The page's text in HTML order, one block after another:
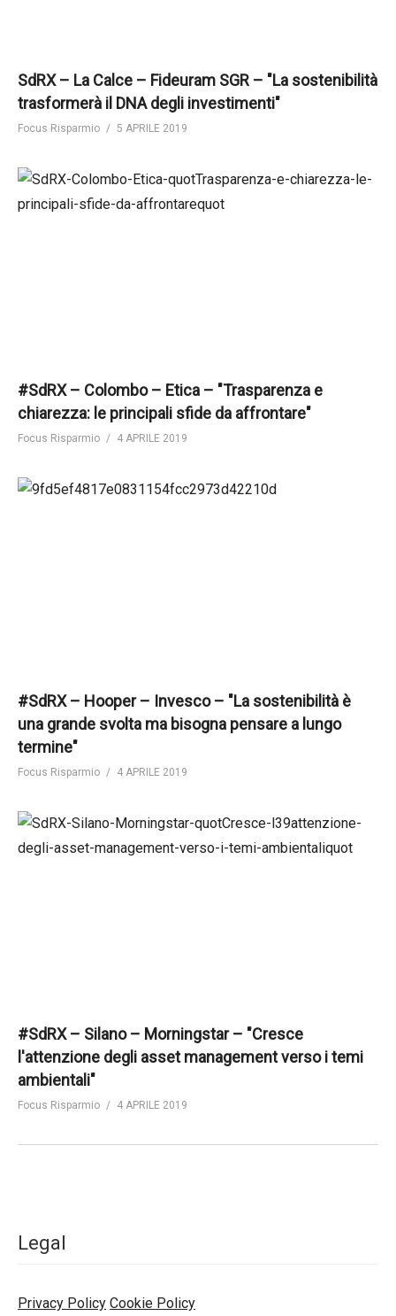
SdRX – La Calce – Fideuram SGR – "La sostenibilità
trasformerà il DNA degli investimenti"
Focus Risparmio 5 APRILE 2019
#SdRX – Colombo – Etica – "Trasparenza e
chiarezza: le principali sfide da affrontare"
Focus Risparmio 4 APRILE 2019
#SdRX – Hooper – Invesco – "La sostenibilità è
una grande svolta ma bisogna pensare a lungo
termine"
Focus Risparmio 4 APRILE 2019
#SdRX – Silano – Morningstar – "Cresce
l'attenzione degli asset management verso i temi
ambientali"
Focus Risparmio 4 APRILE 2019
Legal
Privacy Policy Cookie Policy